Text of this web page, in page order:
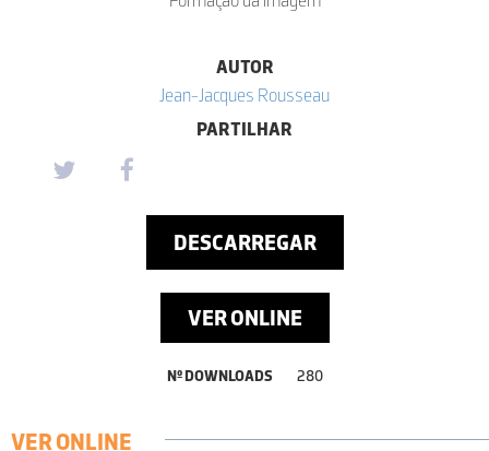
AUTOR
Jean-Jacques Rousseau
PARTILHAR
DESCARREGAR
VER ONLINE
Nº DOWNLOADS 280
VER ONLINE